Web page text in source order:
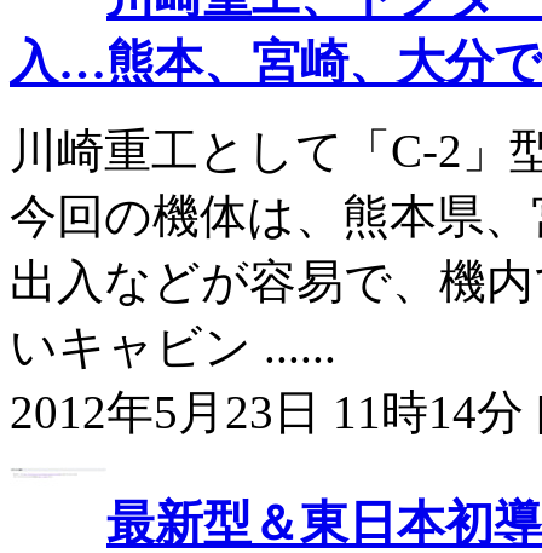
入…熊本、宮崎、大分
川崎重工として「C-2」
今回の機体は、熊本県
出入などが容易で、機
いキャビン ......
2012年5月23日 11時14分
最新型＆東日本初